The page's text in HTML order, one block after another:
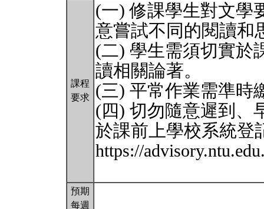
課程
要求
(一) 修課學生對文學
意嘗試不同的閱讀和
(二) 學生需須切實於
讀相關論著。
(三) 平常作業需準時
(四) 切勿隨意遲到、
於課前上學校系統登
https://
預期
每週